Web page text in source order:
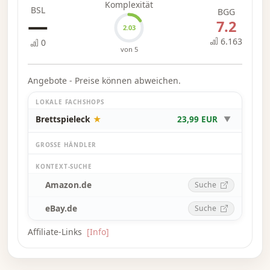
am besten beleuchteten Gebäuden erobert die
Herzen der Pariser Passanten und gewinnt
das Spiel.
BSL
—
0
Komplexität
2.03
von 5
BGG
7.2
6.163
Angebote - Preise können abweichen.
LOKALE FACHSHOPS
Brettspieleck ★ 23,99 EUR ▼
GROSSE HÄNDLER
KONTEXT-SUCHE
Amazon.de Suche
eBay.de Suche
Affiliate-Links [Info]